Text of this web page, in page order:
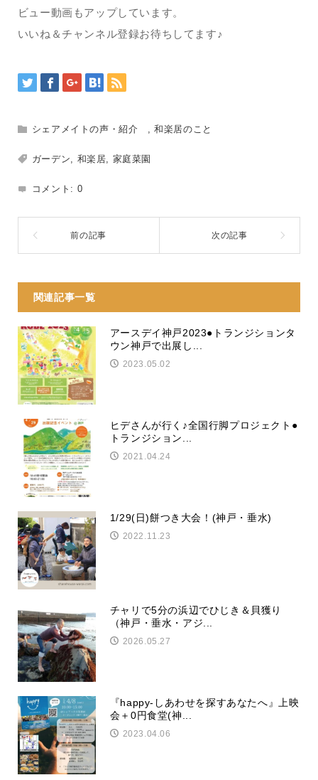
ビュー動画もアップしています。
いいね＆チャンネル登録お待ちしてます♪
シェアメイトの声・紹介 ,和楽居のこと
ガーデン, 和楽居, 家庭菜園
コメント: 0
関連記事一覧
アースデイ神戸2023●トランジションタ
ウン神戸で出展し...
2023.05.02
ヒデさんが行く♪全国行脚プロジェクト●
トランジション...
2021.04.24
1/29(日)餅つき大会！(神戸・垂水)
2022.11.23
チャリで5分の浜辺でひじき＆貝獲り
（神戸・垂水・アジ...
2026.05.27
『happy-しあわせを探すあなたへ』上映
会＋0円食堂(神...
2023.04.06